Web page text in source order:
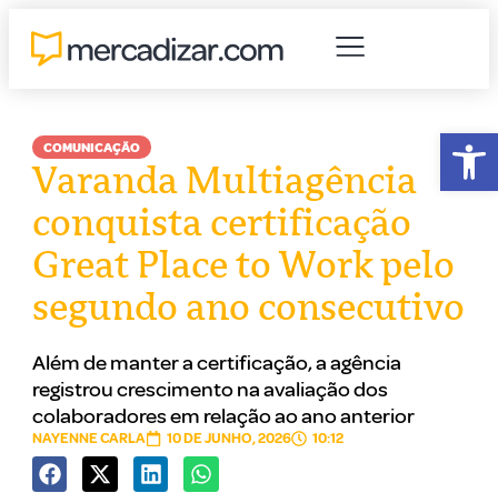
COMUNICAÇÃO
Varanda Multiagência
conquista certificação
Great Place to Work pelo
segundo ano consecutivo
Além de manter a certificação, a agência
registrou crescimento na avaliação dos
colaboradores em relação ao ano anterior
NAYENNE CARLA 10 DE JUNHO, 2026 10:12